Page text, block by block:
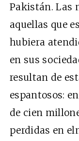
Pakistán. Las
aquellas que
hubiera
en sus
resultan de
espantosos:
de cien
perdidas en